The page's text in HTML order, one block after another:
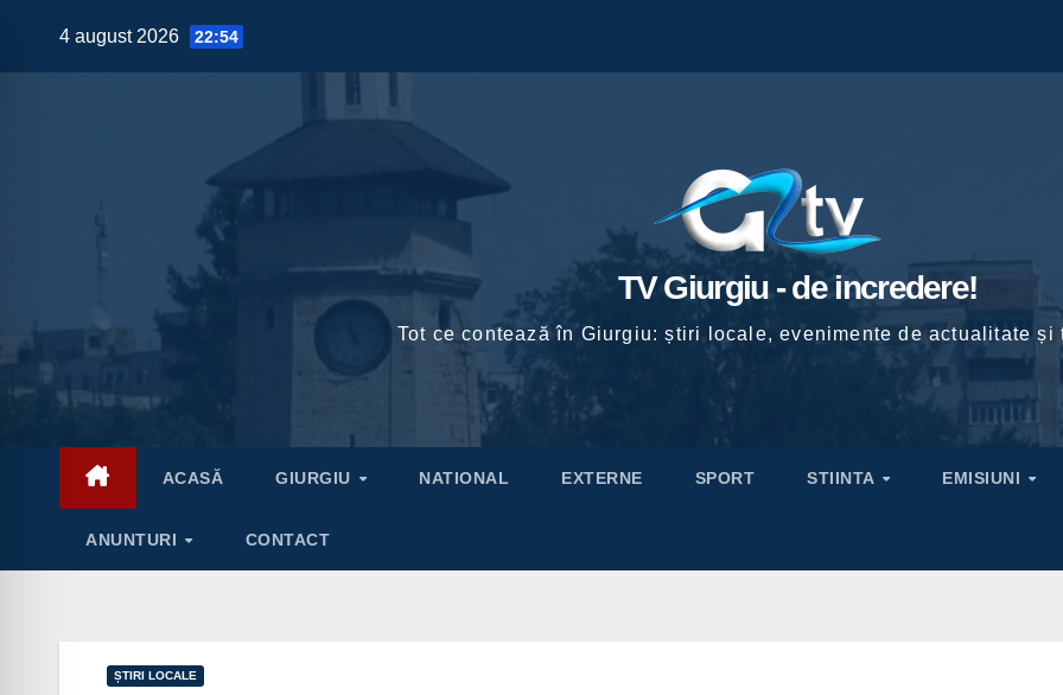
4 august 2026 22:54
TV Giurgiu - de incredere!
Tot ce contează în Giurgiu: știri locale, evenimente de actualitate
ACASĂ GIURGIU NATIONAL EXTERNE SPORT STIINTA EMISIUNI
ANUNTURI CONTACT
ȘTIRI LOCALE